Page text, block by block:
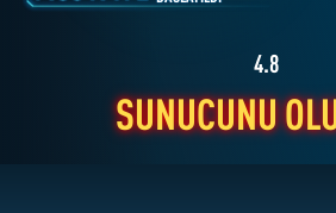
7.651.492 SUNUCULAR
BAŞLATILDI
4.8
SUNUCUNU